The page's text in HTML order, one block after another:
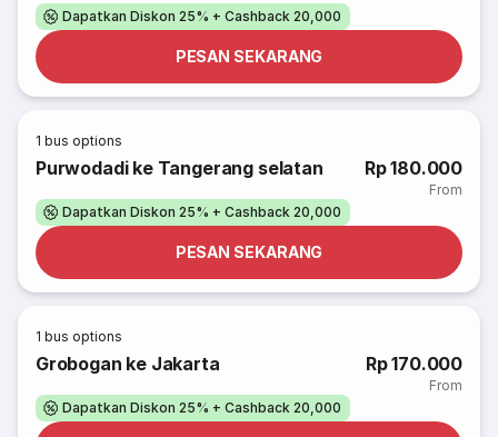
Dapatkan Diskon 25% + Cashback 20,000
PESAN SEKARANG
1 bus options
Purwodadi ke Tangerang selatan Rp 180.000
From
Dapatkan Diskon 25% + Cashback 20,000
PESAN SEKARANG
1 bus options
Grobogan ke Jakarta Rp 170.000
From
Dapatkan Diskon 25% + Cashback 20,000